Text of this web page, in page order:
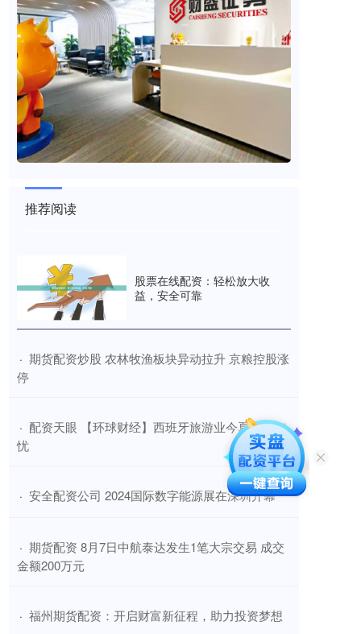
推荐阅读
股票在线配资：轻松放大收
益，安全可靠
· ​期货配资炒股 农林牧渔板块异动拉升 京粮控股涨
停
· ​配资天眼 【环球财经】西班牙旅游业今夏有喜有
忧
· ​安全配资公司 2024国际数字能源展在深圳开幕
· ​期货配资 8月7日中航泰达发生1笔大宗交易 成交
金额200万元
· ​福州期货配资：开启财富新征程，助力投资梦想